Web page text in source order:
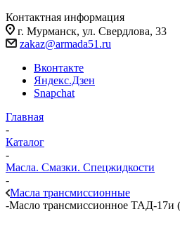
Контактная информация
г. Мурманск, ул. Свердлова, 33
zakaz@armada51.ru
Вконтакте
Яндекс.Дзен
Snapchat
Главная
-
Каталог
-
Масла. Смазки. Спецжидкости
-
Масла трансмиссионные
-Масло трансмиссионное ТАД-17и